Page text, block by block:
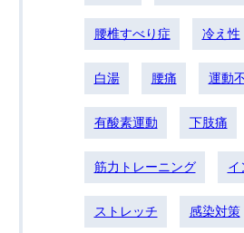
腰椎すべり症 冷え性
白湯 腰痛 運動
有酸素運動 下肢痛
筋力トレーニング イ
ストレッチ 感染対策